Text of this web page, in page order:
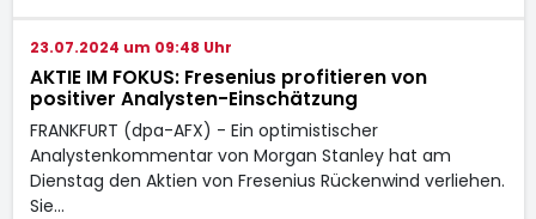
23.07.2024 um 09:48 Uhr
AKTIE IM FOKUS: Fresenius profitieren von
positiver Analysten-Einschätzung
FRANKFURT (dpa-AFX) - Ein optimistischer
Analystenkommentar von Morgan Stanley hat am
Dienstag den Aktien von Fresenius Rückenwind verliehen.
Sie…